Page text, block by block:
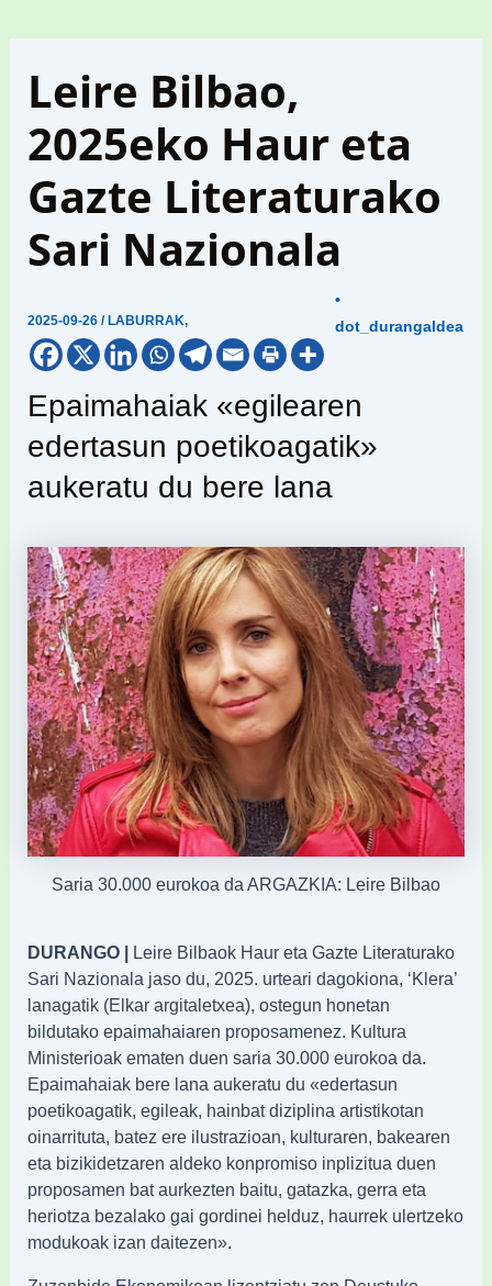
Leire Bilbao,
2025eko Haur eta
Gazte Literaturako
Sari Nazionala
2025-09-26/ LABURRAK,
•
dot_durangaldea
Epaimahaiak «egilearen
edertasun poetikoagatik»
aukeratu du bere lana
Saria 30.000 eurokoa da ARGAZKIA: Leire Bilbao
DURANGO | Leire Bilbaok Haur eta Gazte Literaturako
Sari Nazionala jaso du, 2025. urteari dagokiona, ‘Klera’
lanagatik (Elkar argitaletxea), ostegun honetan
bildutako epaimahaiaren proposamenez. Kultura
Ministerioak ematen duen saria 30.000 eurokoa da.
Epaimahaiak bere lana aukeratu du «edertasun
poetikoagatik, egileak, hainbat diziplina artistikotan
oinarrituta, batez ere ilustrazioan, kulturaren, bakearen
eta bizikidetzaren aldeko konpromiso inplizitua duen
proposamen bat aurkezten baitu, gatazka, gerra eta
heriotza bezalako gai gordinei helduz, haurrek ulertzeko
modukoak izan daitezen».